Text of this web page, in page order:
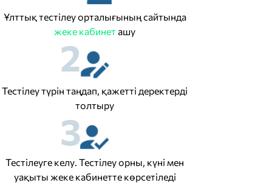
Ұлттық тестілеу орталығының сайтында
жеке кабинет ашу
2
Тестілеу түрін таңдап, қажетті деректерді
толтыру
3
Тестілеуге келу. Тестілеу орны, күні мен
уақыты жеке кабинетте көрсетіледі